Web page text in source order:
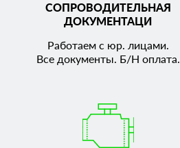
СОПРОВОДИТЕЛЬНАЯ
ДОКУМЕНТАЦИ
Работаем с юр. лицами.
Все документы. Б/Н оплата.